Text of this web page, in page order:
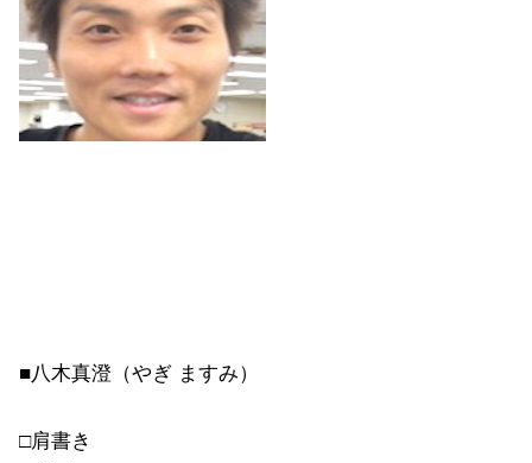
■八木真澄（やぎ ますみ）
□肩書き